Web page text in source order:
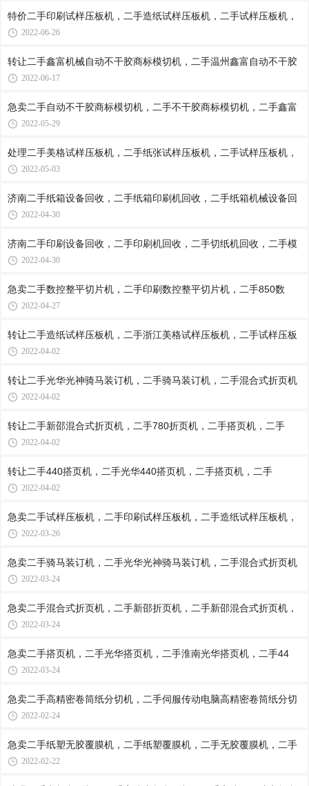
特价二手印刷试样压板机，二手造纸试样压板机，二手试样压板机，
2022-06-26
转让二手鑫富机械自动不干胶商标模切机，二手温州鑫富自动不干胶
2022-06-17
急卖二手自动不干胶商标模切机，二手不干胶商标模切机，二手鑫富
2022-05-29
处理二手美格试样压板机，二手纸张试样压板机，二手试样压板机，
2022-05-03
济南二手纸箱设备回收，二手纸箱印刷机回收，二手纸箱机械设备回
2022-04-30
济南二手印刷设备回收，二手印刷机回收，二手切纸机回收，二手模
2022-04-30
急卖二手数控整平切片机，二手印刷数控整平切片机，二手850数
2022-04-27
转让二手造纸试样压板机，二手浙江美格试样压板机，二手试样压板
2022-04-02
转让二手光华光神骑马装订机，二手骑马装订机，二手混合式折页机
2022-04-02
转让二手新邵混合式折页机，二手780折页机，二手搭页机，二手
2022-04-02
转让二手440搭页机，二手光华440搭页机，二手搭页机，二手
2022-04-02
急卖二手试样压板机，二手印刷试样压板机，二手造纸试样压板机，
2022-03-26
急卖二手骑马装订机，二手光华光神骑马装订机，二手混合式折页机
2022-03-24
急卖二手混合式折页机，二手新邵折页机，二手新邵混合式折页机，
2022-03-24
急卖二手搭页机，二手光华搭页机，二手淮南光华搭页机，二手44
2022-03-24
急卖二手高精密卷筒纸分切机，二手伺服传动电脑高精密卷筒纸分切
2022-02-24
急卖二手纸塑无胶覆膜机，二手纸塑覆膜机，二手无胶覆膜机，二手
2022-02-22